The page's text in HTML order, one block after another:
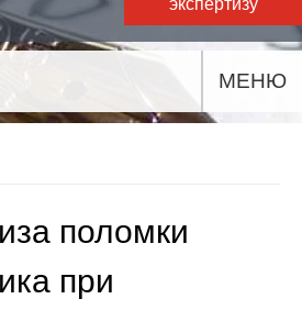
экспертизу
МЕНЮ
поломки
при